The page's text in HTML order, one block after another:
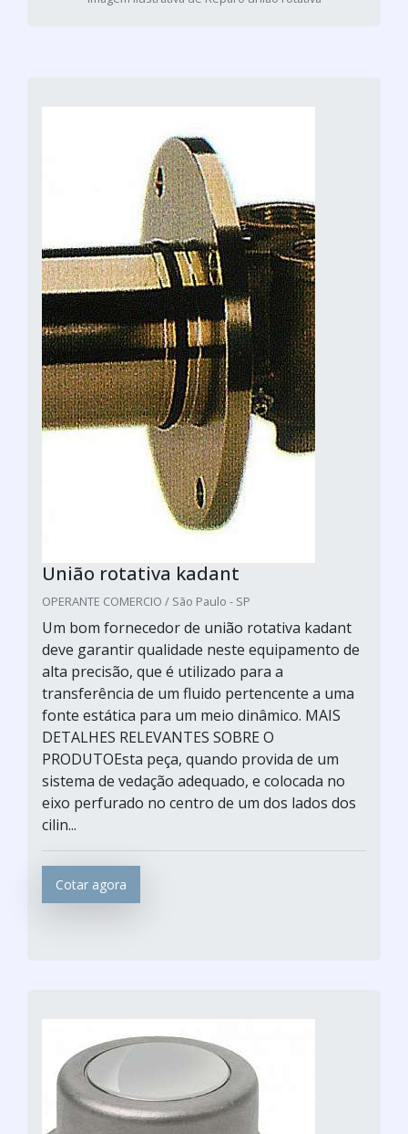
União rotativa kadant
OPERANTE COMERCIO / São Paulo - SP
Um bom fornecedor de união rotativa kadant
deve garantir qualidade neste equipamento de
alta precisão, que é utilizado para a
transferência de um fluido pertencente a uma
fonte estática para um meio dinâmico. MAIS
DETALHES RELEVANTES SOBRE O
PRODUTOEsta peça, quando provida de um
sistema de vedação adequado, e colocada no
eixo perfurado no centro de um dos lados dos
cilin...
Cotar agora